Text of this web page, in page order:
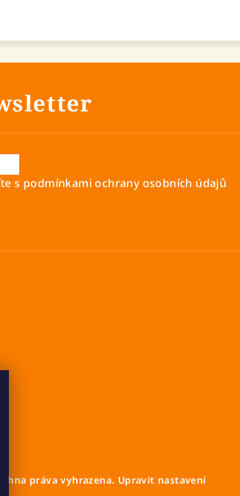
s podmínkami ochrany osobních údajů
práva vyhrazena. Upravit nastavení